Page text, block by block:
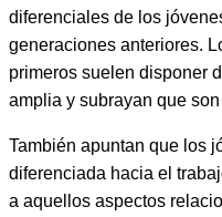
diferenciales de los
generaciones anteriores.
primeros suelen disponer
amplia y subrayan que
También apuntan que los
diferenciada hacia el
a aquellos aspectos